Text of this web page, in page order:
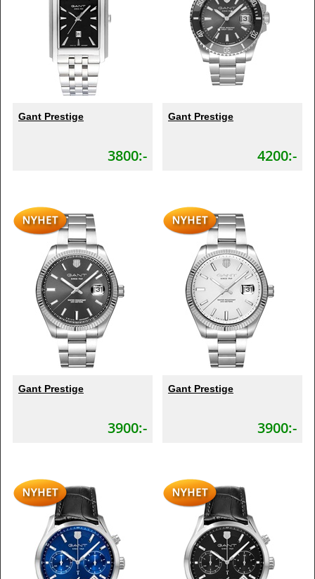
Gant Prestige
3800:-
Gant Prestige
4200:-
Gant Prestige
3900:-
Gant Prestige
3900:-